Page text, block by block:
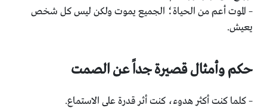
– الموت أعم من الحياة؛ الجميع يموت ولكن ليس كل شخص
يعيش.
حكم وأمثال قصيرة جداً عن الصمت
– كلما كنت أكثر هدوء، كنت أثر قدرة على الاستماع.